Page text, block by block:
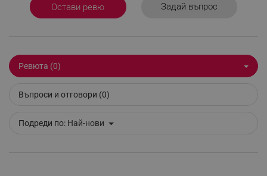
Остави ревю Задай въпрос
Ревюта (0)
Въпроси и отговори (0)
Подреди по: Най-нови
_sgf_clicked_banners